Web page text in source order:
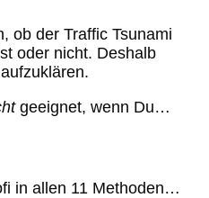
ob der Traffic Tsunami
oder nicht. Deshalb
geeignet, wenn Du…
in allen 11 Methoden…